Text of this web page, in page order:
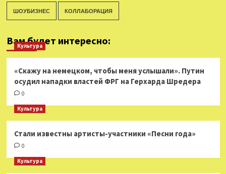
ШОУБИЗНЕС КОЛЛАБОРАЦИЯ
Вам будет интересно:
Культура
«Скажу на немецком, чтобы меня услышали». Путин
осудил нападки властей ФРГ на Герхарда Шредера
0
Культура
Стали известны артисты-участники «Песни года»
0
Культура